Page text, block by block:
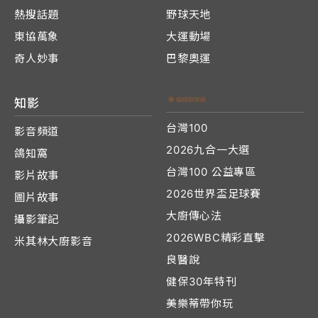
熱搜話題
東協萬象
奇人妙事
野球天地
大運動場
巴黎奧運
知影
影音頻道
鴿知窩
影片故事
圖片故事
攝影筆記
米其林大廚影音
台灣100
2026九合一大選
台灣100 公益專區
2026世界盃足球賽
大廚傳心法
2026WBC精彩直擊
良醫說
健保30年特刊
美樂蒂帶你玩